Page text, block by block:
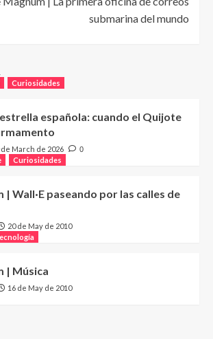
submarina del mundo
Curiosidades
española: cuando el Quijote
de March de 2026 0
Curiosidades
| Wall·E paseando por las calles de
20 de May de 2010
| Música
16 de May de 2010